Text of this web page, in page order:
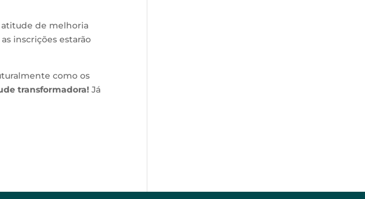
atitude de melhoria
as inscrições estarão
como os
transformadora!Já